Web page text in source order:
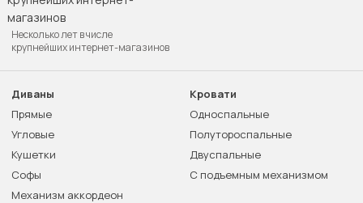
Несколько лет в числе
крупнейших интернет-магазинов
Диваны
Прямые
Угловые
Кушетки
Софы
Механизм аккордеон
Кровати
Односпальные
Полутороспальные
Двуспальные
С подъемным механизмом